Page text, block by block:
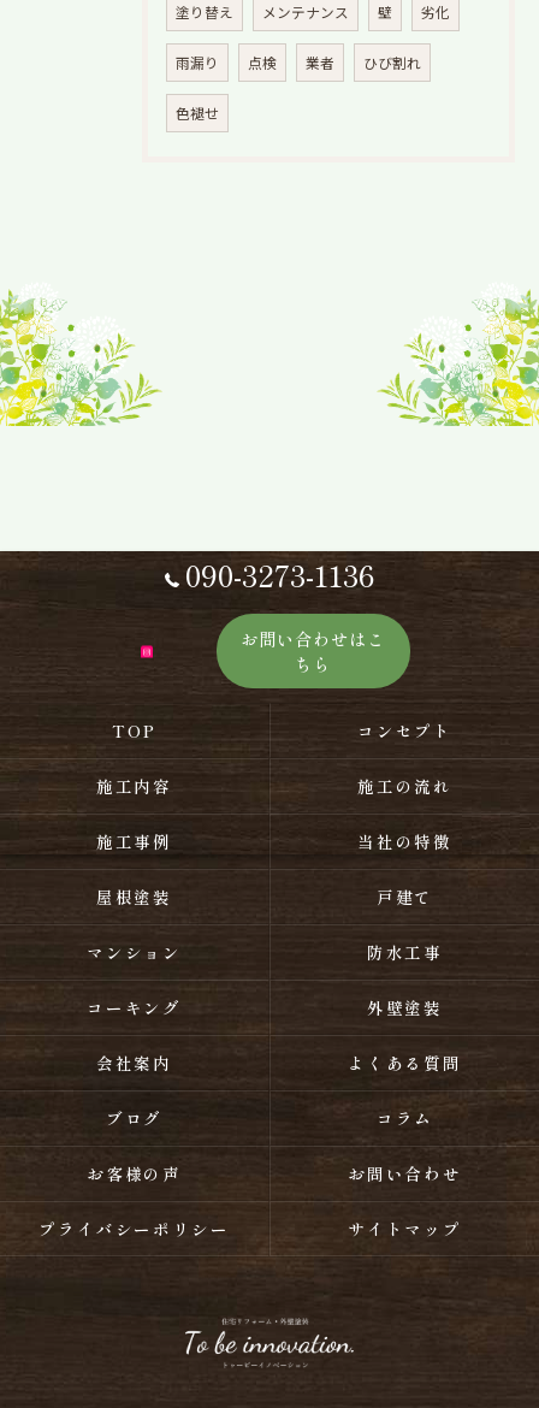
塗り替え メンテナンス 壁 劣化
雨漏り 点検 業者 ひび割れ
色褪せ
090-3273-1136
お問い合わせはこ
ちら
TOP コンセプト
施工内容 施工の流れ
施工事例 当社の特徴
屋根塗装 戸建て
マンション 防水工事
コーキング 外壁塗装
会社案内 よくある質問
ブログ コラム
お客様の声 お問い合わせ
プライバシーポリシー サイトマップ